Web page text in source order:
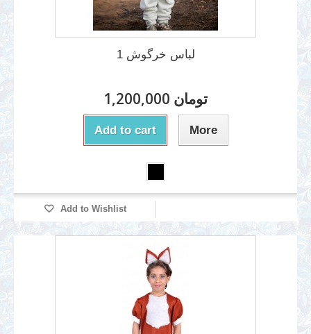
لباس خرگوش 1
1,200,000 تومان
Add to cart More
Add to Wishlist